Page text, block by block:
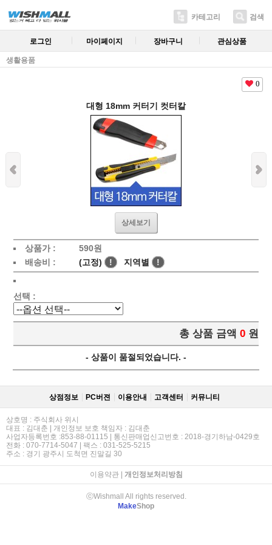
카테고리 검색
로그인 마이페이지 장바구니 관심상품
생활용품
0
대형 18mm 커터기 컷터칼
상세보기
상품가 :
590원
배송비 :
(고정) ! 지역별 !
선택 :
총 상품 금액 0 원
- 상품이 품절되었습니다. -
상점정보 PC버젼 이용안내 고객센터 커뮤니티
상호명 : 주식회사 위시
대표 : 김대춘 | 개인정보 보호 책임자 : 김대춘
사업자등록번호 :853-88-01115 | 통신판매업신고번호 : 2018-경기하남-0429호
전화 : 070-7714-5047 | 팩스 : 031-525-5215
주소 : 경기 광주시 도척면 진말길 30
이용약관| 개인정보처리방침
ⓒWishmall All rights reserved.
MakeShop